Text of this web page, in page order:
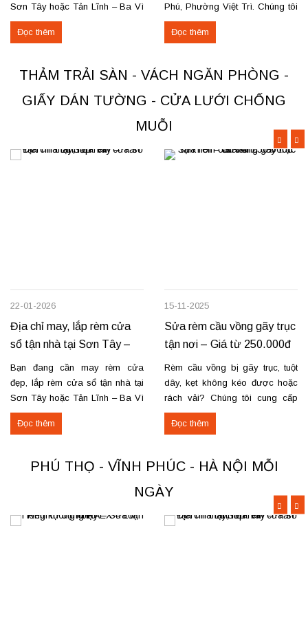
Sơn Tây hoặc Tản Lĩnh – Ba Vì
với giá hợp lý? Chúng tôi
chuyên may rèm theo yêu cầu,
tiến độ. Thực tế, chúng tôi vừa
hoàn thiện thi công rèm...
Đọc thêm
Phú, Phường Việt Trì. Chúng tôi
nhận thi công, sửa chữa, bóc
dỡ và thu mua thảm cũ trên toàn
loại thảm đang cung cấp Thảm
nỉ phù hợp cho không...
Đọc thêm
THẢM TRẢI SÀN - VÁCH NGĂN PHÒNG -
GIẤY DÁN TƯỜNG - CỬA LƯỚI CHỐNG
MUỖI
22-01-2026
Địa chỉ may, lắp rèm cửa
sổ tận nhà tại Sơn Tây –
Tản Lĩnh Ba Vì
Bạn đang cần may rèm cửa
đẹp, lắp rèm cửa sổ tận nhà tại
Sơn Tây hoặc Tản Lĩnh – Ba Vì
với giá hợp lý? Chúng tôi
chuyên may rèm theo yêu cầu,
tiến độ. Thực tế, chúng tôi vừa
hoàn thiện thi công rèm...
Đọc thêm
15-11-2025
Sửa rèm cầu vồng gãy trục
tận nơi – Giá từ 250.000đ
có VAT
Rèm cầu vồng bị gãy trục, tuột
dây, kẹt không kéo được hoặc
rách vải? Chúng tôi cung cấp
dịch vụ sửa rèm cầu vồng tận
nơi, đảm bảo rèm hoạt động trơn
cấu kéo để rèm mở – đóng êm
Thay dây...
Đọc thêm
PHÚ THỌ - VĨNH PHÚC - HÀ NỘI MỖI
NGÀY